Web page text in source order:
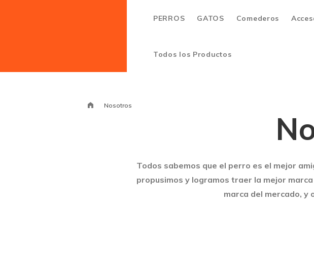
PERROS GATOS Comederos
Todos los Productos
Nosotros
Todos sabemos que el perro es el mejor
propusimos y logramos traer la mejor
marca del mercado, y